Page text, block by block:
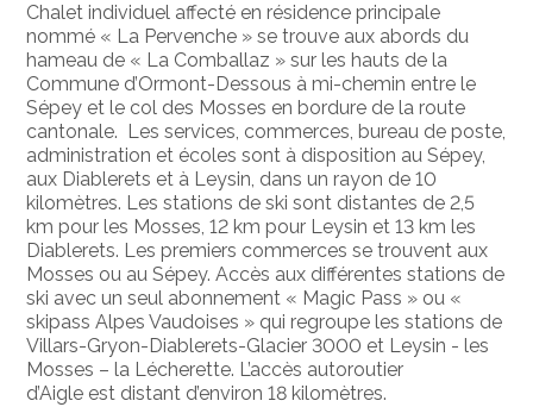
Chalet individuel affecté en résidence principale
nommé « La Pervenche » se trouve aux abords du
hameau de « La Comballaz » sur les hauts de la
Commune d’Ormont-Dessous à mi-chemin entre le
Sépey et le col des Mosses en bordure de la route
cantonale. Les services, commerces, bureau de poste,
administration et écoles sont à disposition au Sépey,
aux Diablerets et à Leysin, dans un rayon de 10
kilomètres. Les stations de ski sont distantes de 2,5
km pour les Mosses, 12 km pour Leysin et 13 km les
Diablerets. Les premiers commerces se trouvent aux
Mosses ou au Sépey. Accès aux différentes stations de
ski avec un seul abonnement « Magic Pass » ou «
skipass Alpes Vaudoises » qui regroupe les stations de
Villars-Gryon-Diablerets-Glacier 3000 et Leysin - les
Mosses – la Lécherette. L’accès autoroutier
d’Aigle est distant d’environ 18 kilomètres.